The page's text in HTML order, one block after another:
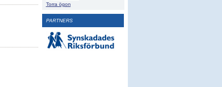
Torra ögon
PARTNERS